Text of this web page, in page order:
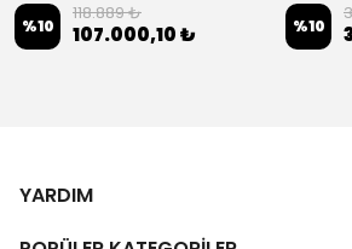
%10
118.889 ₺
107.000,10 ₺ %10
YARDIM